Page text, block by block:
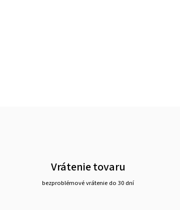
Vrátenie tovaru
bezproblémové vrátenie do 30 dní